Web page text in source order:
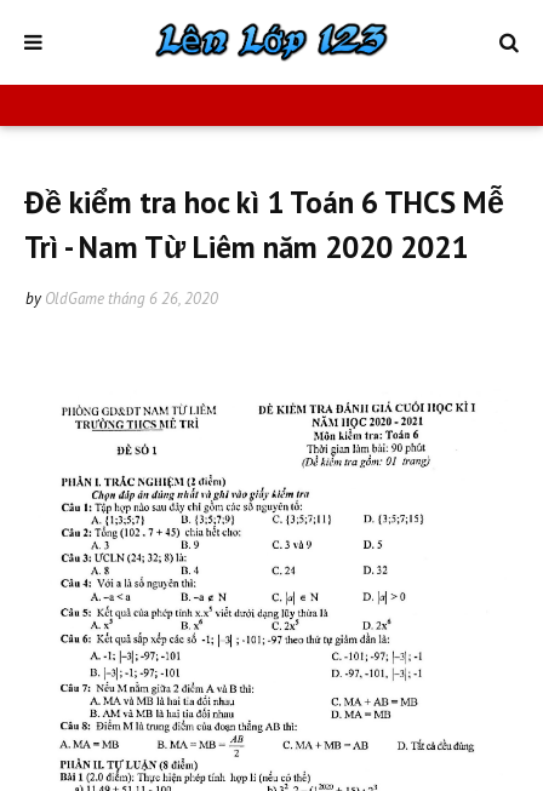
Đề kiểm tra hoc kì 1 Toán 6 THCS Mễ
Trì - Nam Từ Liêm năm 2020 2021
by OldGame tháng 6 26, 2020